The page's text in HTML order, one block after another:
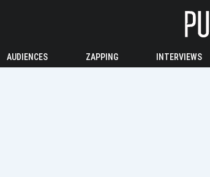
AUDIENCES ZAPPING INTERVIEWS